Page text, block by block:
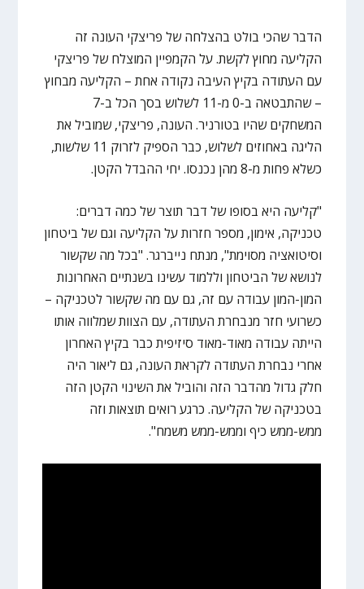
הדבר שהכי בולט בהצלחה של פריצקי העונה זה
הקליעה מחוץ לקשת. על הקמפיין המוצלח של פריצקי
עם העתודה בקיץ העיבה נקודה אחת – הקליעה מבחוץ
– שהתבטאה ב-0 מ-11 לשלוש בסך הכל ב-7
המשחקים שהיו בטורניר. העונה, פריצקי, שמוביל את
הליגה באחוזים לשלוש, כבר הספיק לזרוק 11 שלשות,
כשלא פחות מ-8 מהן נכנסו. יחי ההבדל הקטן.
"קליעה היא בסופו של דבר תוצר של כמה דברים:
טכניקה, אימון, מספר חזרות על הקליעה וגם של ביטחון
וסיטואציה מסוימת", מנתח נייברגר. "בכל מה שקשור
לנושא של הביטחון וללמוד עשינו בשנתיים האחרונות
המון-המון עבודה עם זה, גם עם מה שקשור לטכניקה –
כשרועי חזר מנבחרת העתודה, עם הצוות שמלווה אותו
הייתה עבודה מאוד-מאוד סיזיפית כבר בקיץ האחרון
אחרי נבחרת העתודה לקראת העונה, גם ליאור היה
חלק גדול מהדבר הזה והוביל את השינוי הקטן הזה
בטכניקה של הקליעה. כרגע רואים תוצאות וזה
ממש-ממש כיף וממש-ממש משמח".